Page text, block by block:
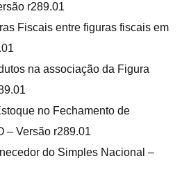
r289.01
Fiscais entre figuras fiscais em
na associação da Figura
no Fechamento de
– Versão r289.01
do Simples Nacional –